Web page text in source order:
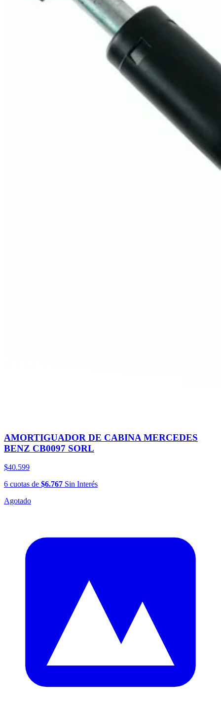
AMORTIGUADOR DE CABINA MERCEDES
BENZ CB0097 SORL
$40.599
6 cuotas de $6.767 Sin Interés
Agotado